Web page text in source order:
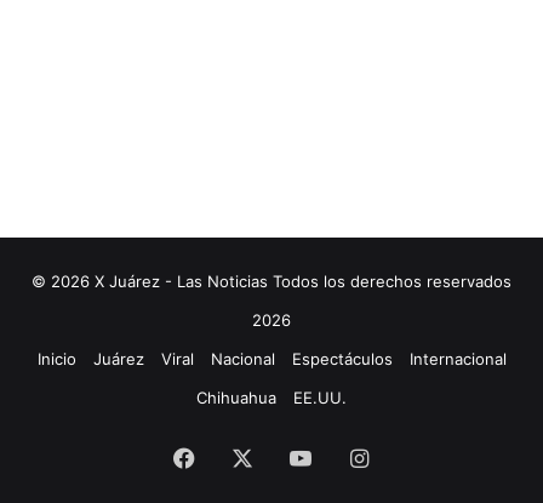
© 2026 X Juárez - Las Noticias Todos los derechos reservados
2026
Inicio
Juárez Viral Nacional Espectáculos
Internacional
Chihuahua
EE.UU.
Facebook YouTubeInstagram